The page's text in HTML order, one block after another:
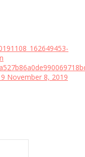
November 8, 2019